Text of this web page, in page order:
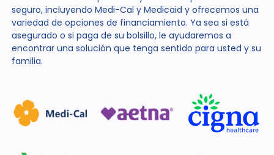
seguro, incluyendo Medi-Cal y Medicaid y ofrecemos una
variedad de opciones de financiamiento. Ya sea si está
asegurado o si paga de su bolsillo, le ayudaremos a
encontrar una solución que tenga sentido para usted y su
familia.